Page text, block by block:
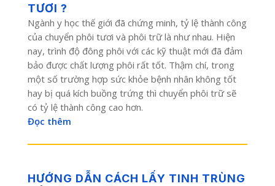
TƯƠI ?
Ngành y học thế giới đã chứng minh, tỷ lệ thành công
của chuyển phôi tươi và phôi trữ là như nhau. Hiện
nay, trình độ đông phôi với các kỹ thuật mới đã đảm
bảo được chất lượng phôi rất tốt. Thậm chí, trong
một số trường hợp sức khỏe bệnh nhân không tốt
hay bị quá kích buồng trứng thì chuyển phôi trữ sẽ
có tỷ lệ thành công cao hơn.
Đọc thêm
HƯỚNG DẪN CÁCH LẤY TINH TRÙNG